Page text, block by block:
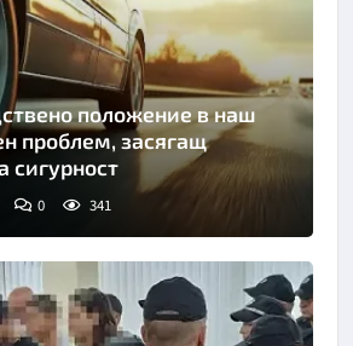
положение в наш
проблем, засягащ
сигурност
0 341